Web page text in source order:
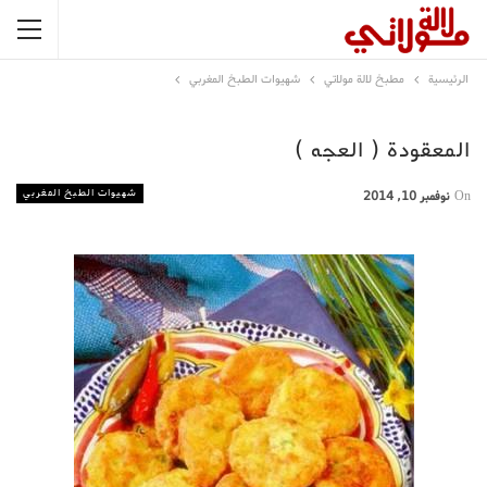
الرئيسية مطبخ لالة مولاتي شهيوات الطبخ المغربي
المعقودة ( العجه )
شهيوات الطبخ المغربي On نوفمبر 10, 2014